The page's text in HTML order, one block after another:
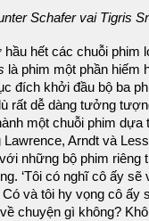
Schafer vai Tigris
hầu hết các chuỗi phim
là phim một phần hiếm
đích khởi đầu bộ ba
rất dễ dàng tưởng
một chuỗi phim dựa
Arndt và
những bộ phim riêng
‘Tôi có nghĩ cô ấy sẽ
và tôi hy vọng cô ấy
chuyện gì không?